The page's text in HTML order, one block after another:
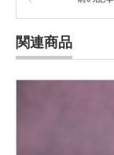
関連商品